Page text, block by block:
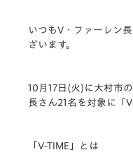
いつもV・ ファーレン
ざいます。
10月17日(火)に大村市
長さん21名を対象に「
「V-TIME」とは